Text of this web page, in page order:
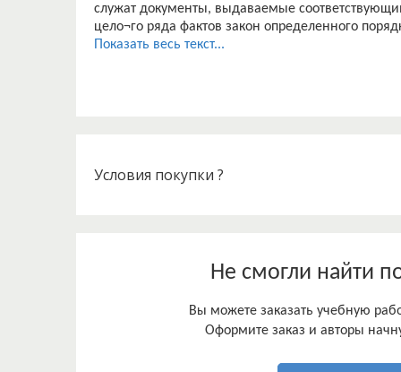
служат документы, выдаваемые
цело¬го ряда фактов закон определенного
устанавливает (например, факта нахождения
Показать весь текст...
Условия покупки ?
Не смогли найти
Вы можете заказать учебную
Оформите заказ и авторы